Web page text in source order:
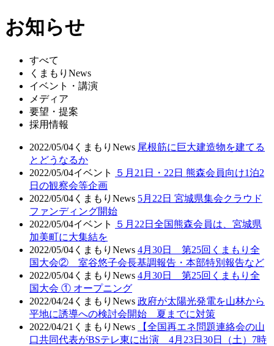
お知らせ
すべて
くまもりNews
イベント・講演
メディア
要望・提案
採用情報
2022/05/04 くまもりNews 尾根筋に巨大建造物を建てる
とどうなるか
2022/05/04イベント
５月21日・22日 熊森会員向け1泊2
日の観察会等企画
2022/05/04 くまもりNews 5月22日 宮城県集会クラウド
ファンディング開始
2022/05/04イベント
５月22日全国熊森会員は、宮城県
加美町に大集結を
2022/05/04 くまもりNews 4月30日 第25回くまもり全
国大会② 室谷悠子会長基調報告・本部特別報告など
2022/05/04 くまもりNews 4月30日 第25回くまもり全
国大会 ① オープニング
2022/04/24 くまもりNews 政府が太陽光発電を山林から
平地に誘導への検討会開始 夏までに対策
2022/04/21 くまもりNews
【全国再エネ問題連絡会の山
口共同代表がBSテレ東に出演 4月23日30日（土）7時